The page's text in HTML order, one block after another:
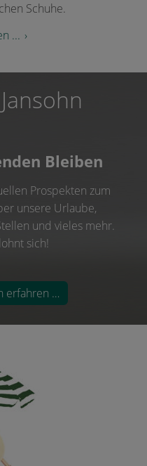
Schuhe.
...
Bleiben
Prospekten zum
unsere Urlaube,
und vieles mehr.
sich!
erfahren …